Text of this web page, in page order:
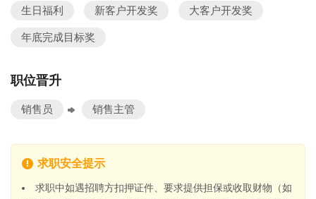
生日福利 新客户开发奖 大客户开发奖
年底完成目标奖
职位晋升
销售员 销售主管
求职安全提示
求职中如遇招聘方扣押证件、要求提供担保或收取财物（如